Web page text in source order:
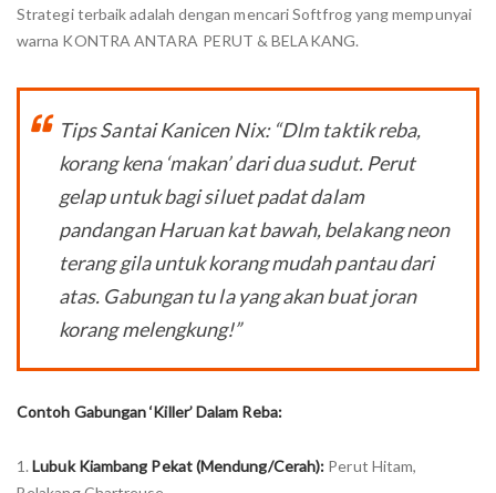
Strategi terbaik adalah dengan mencari Softfrog yang mempunyai
warna KONTRA ANTARA PERUT & BELAKANG.
Tips Santai Kanicen Nix: “Dlm taktik reba,
korang kena ‘makan’ dari dua sudut. Perut
gelap untuk bagi siluet padat dalam
pandangan Haruan kat bawah, belakang neon
terang gila untuk korang mudah pantau dari
atas. Gabungan tu la yang akan buat joran
korang melengkung!”
Contoh Gabungan ‘Killer’ Dalam Reba:
1.Lubuk Kiambang Pekat (Mendung/Cerah): Perut Hitam,